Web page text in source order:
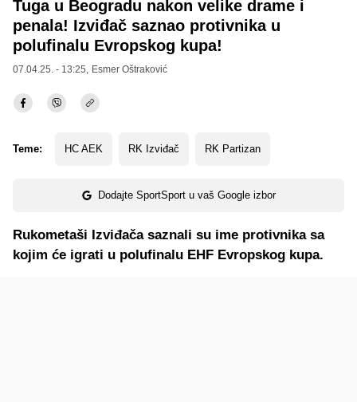
Tuga u Beogradu nakon velike drame i
penala! Izviđač saznao protivnika u
polufinalu Evropskog kupa!
07.04.25. - 13:25, Esmer Oštraković
Teme: HC AEK RK Izviđač RK Partizan
Dodajte SportSport u vaš Google izbor
Rukometaši Izviđača saznali su ime protivnika sa
kojim će igrati u polufinalu EHF Evropskog kupa.